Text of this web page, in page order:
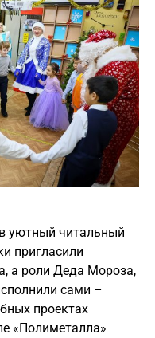
уютный читальный
пригласили
а роли Деда Мороза,
сами –
проектах
«Полиметалла»